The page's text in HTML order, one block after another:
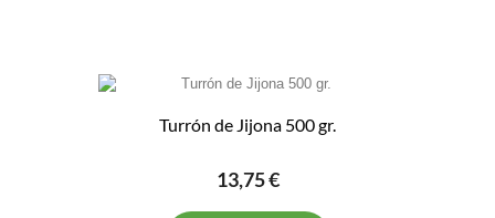
Turrón de Jijona 500 gr.
13,75 €